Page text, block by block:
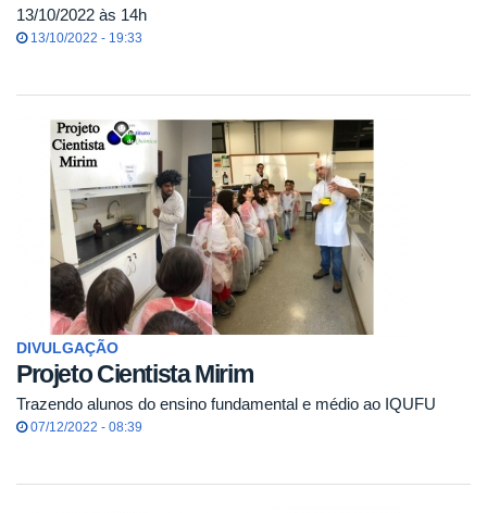
13/10/2022 às 14h
13/10/2022 - 19:33
DIVULGAÇÃO
Projeto Cientista Mirim
Trazendo alunos do ensino fundamental e médio ao IQUFU
07/12/2022 - 08:39